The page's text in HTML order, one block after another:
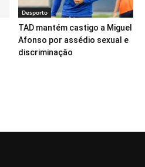
Desporto
TAD mantém castigo a Miguel
Afonso por assédio sexual e
discriminação